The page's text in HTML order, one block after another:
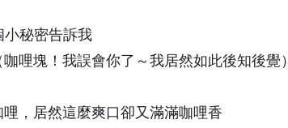
小秘密告訴我
哩塊！我誤會你了～我居然如此後知後覺）
，居然這麼爽口卻又滿滿咖哩香